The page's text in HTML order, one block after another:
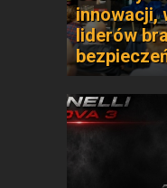
innowacji,
liderów